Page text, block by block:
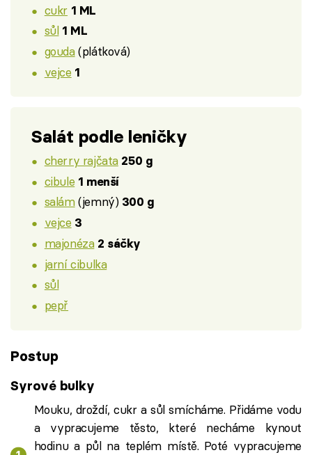
cukr 1 ML
sůl 1 ML
gouda(plátková)
vejce 1
Salát podle leničky
cherry rajčata 250 g
cibule 1 menší
salám(jemný) 300 g
vejce 3
majonéza 2 sáčky
jarní cibulka
sůl
pepř
Postup
Syrové bulky
Mouku, droždí, cukr a sůl smícháme. Přidáme vodu
a vypracujeme těsto, které necháme kynout
hodinu a půl na teplém místě. Poté vypracujeme